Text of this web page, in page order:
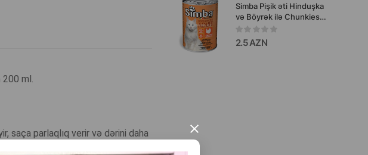
×
200 ml.
saça parlaqlıq verir və dərini daha
Simba Pişik əti Hinduşka
və Böyrək ilə Chunkies
böyüklər üçün pişiklər
üçün hinduşka və
böyrəklərlə 415 q
2.5 AZN